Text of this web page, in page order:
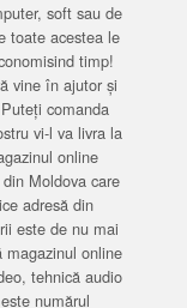
soft sau de
toate acestea le
timp!
vine în ajutor și
comanda
vi-l va livra la
online
Moldova care
adresă din
este de nu mai
online
tehnică audio
numărul